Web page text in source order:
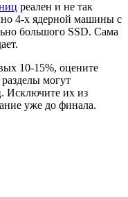
реален и не так
4-х ядерной машины с
большого SSD. Сама
10-15%, оцените
могут
Исключите их из
уже до финала.